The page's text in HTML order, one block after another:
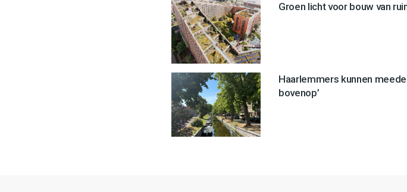
Groen licht voor bouw van
Haarlemmers kunnen
bovenop’